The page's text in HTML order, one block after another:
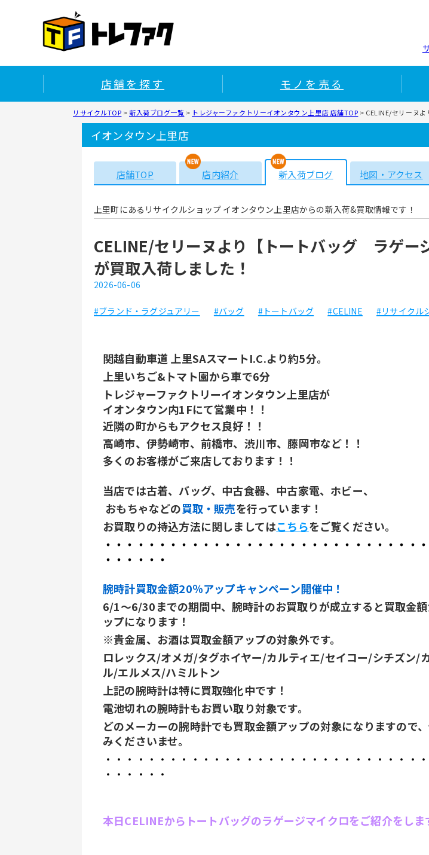
店舗を探す モノを売る
リサイクルTOP >新入荷ブログ一覧 > トレジャーファクトリーイオンタウン上里店 店舗TOP > CELINE/セリーヌ
イオンタウン上里店
店舗TOP 店内紹介 新入荷ブログ 地図・アクセス
上里町にあるリサイクルショップ イオンタウン上里店からの新入荷&買取情報です！
CELINE/セリーヌより【トートバッグ ラゲー
が買取入荷しました！
2026-06-06
#ブランド・ラグジュアリー #バッグ #トートバッグ #CELINE #リサイクル
関越自動車道 上里SAスマートI.C.より約5分。
上里いちご&トマト園から車で6分
トレジャーファクトリーイオンタウン上里店が
イオンタウン内1Fにて営業中！！
近隣の町からもアクセス良好！！
高崎市、伊勢崎市、前橋市、渋川市、藤岡市など！！
多くのお客様がご来店しております！！
当店では古着、バッグ、中古食器、中古家電、﻿ホビー、
おもちゃなどの買取・販売を行っています！
お買取りの持込方法に関しましてはこちらをご覧ください。
・・・・・・・・・・・・・・・・・・・・・・・・・・・・・
・・・・・・
腕時計買取金額20％アップキャンペーン開催中！
6/1～6/30までの期間中、腕時計のお買取りが成立すると買取金
ップになります！
※貴金属、お酒は買取金額アップの対象外です。
ロレックス/オメガ/タグホイヤー/カルティエ/セイコー/シチズン/
ル/エルメス/ハミルトン
上記の腕時計は特に買取強化中です！
電池切れの腕時計もお買い取り対象です。
どのメーカーの腕時計でも買取金額アップの対象になりますので
みくださいませ。
・・・・・・・・・・・・・・・・・・・・・・・・・・・・・
・・・・・・
本日CELINEからトートバッグのラゲージマイクロをご紹介をし